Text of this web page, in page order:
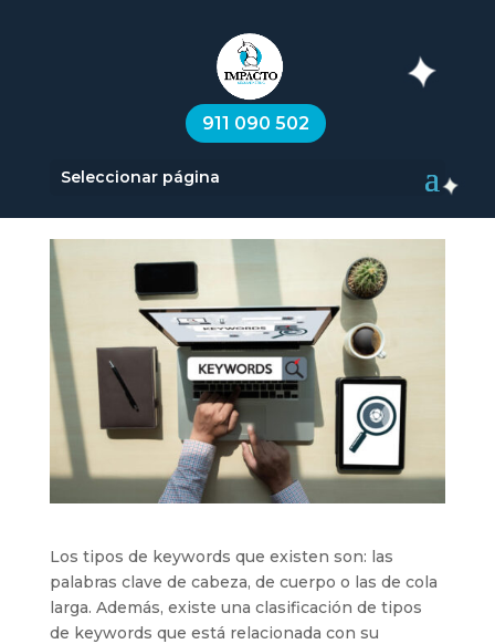
911 090 502
Seleccionar página
Tipos de
Keywords
Los tipos de keywords que existen son: las
palabras clave de cabeza, de cuerpo o las de cola
larga. Además, existe una clasificación de tipos
de keywords que está relacionada con su